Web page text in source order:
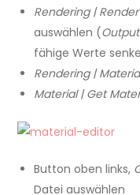
Rendering |
auswählen (
fähige Werte
Rendering |
Material | Get
Button oben links,
Datei auswählen